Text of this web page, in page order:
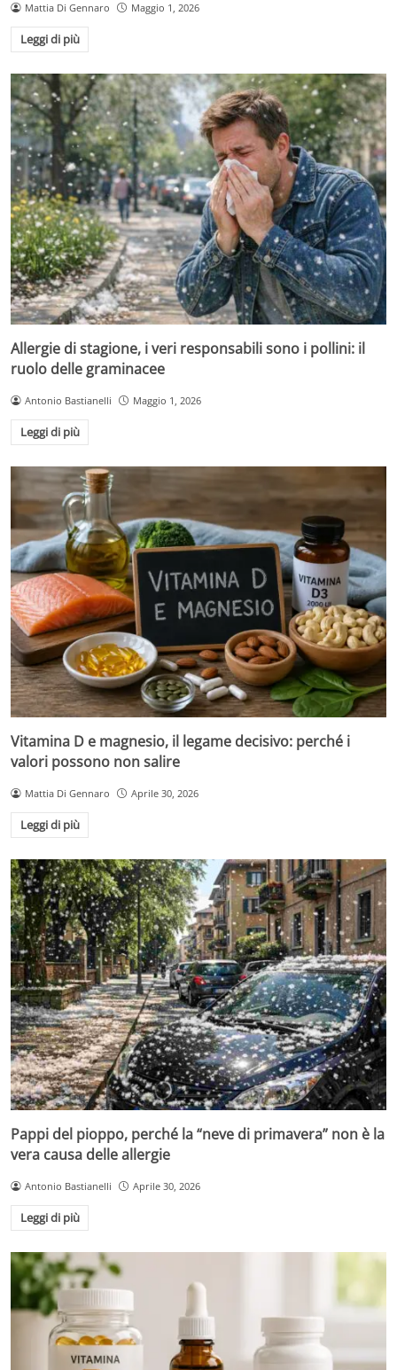
Mattia Di Gennaro Maggio 1, 2026
Leggi di più
Allergie di stagione, i veri responsabili sono i pollini: il
ruolo delle graminacee
Antonio Bastianelli Maggio 1, 2026
Leggi di più
Vitamina D e magnesio, il legame decisivo: perché i
valori possono non salire
Mattia Di Gennaro Aprile 30, 2026
Leggi di più
Pappi del pioppo, perché la “neve di primavera” non è la
vera causa delle allergie
Antonio Bastianelli Aprile 30, 2026
Leggi di più